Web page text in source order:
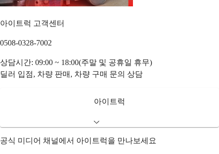
아이트럭 고객센터
0508-0328-7002
상담시간: 09:00 ~ 18:00(주말 및 공휴일 휴무)
딜러 입점, 차량 판매, 차량 구매 문의 상담
아이트럭
공식 미디어 채널에서 아이트럭을 만나보세요